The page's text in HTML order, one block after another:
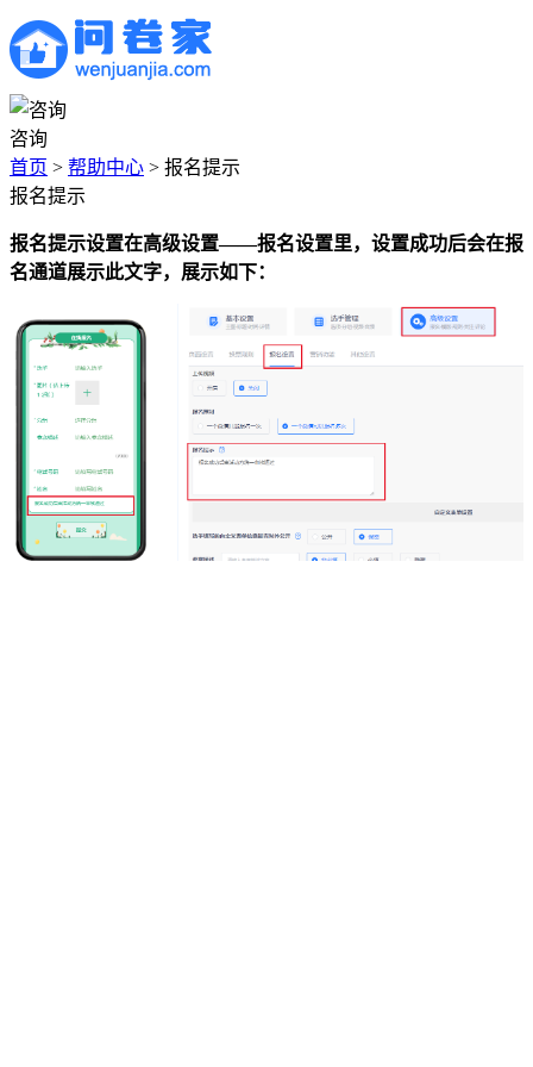
咨询
首页 > 帮助中心 > 报名提示
报名提示
报名提示设置在高级设置——报名设置里，设置成功后会在报
名通道展示此文字，展示如下：